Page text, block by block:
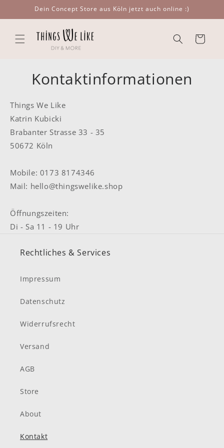
Inhalt
Dein Concept Store aus Köln jetzt auch online :)
Warenkorb
Kontaktinformationen
Things We Like
Katrin Kubicki
Brabanter Strasse 33 - 35
50672 Köln
Mobile: 0173 8174346
Mail: hello@thingswelike.shop
Öffnungszeiten:
Di - Sa 11 - 19 Uhr
Rechtliches & Services
Impressum
Datenschutz
Widerrufsrecht
Versand
AGB
Store
About
Kontakt